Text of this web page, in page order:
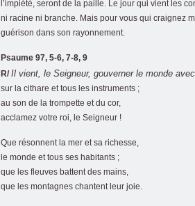
l’impiété, seront de la paille. Le jour qui vient les
ni racine ni branche. Mais pour vous qui craignez
guérison dans son rayonnement.
Psaume 97, 5-6, 7-8, 9
R/ Il vient, le Seigneur, gouverner le monde
sur la cithare et tous les instruments ;
au son de la trompette et du cor,
acclamez votre roi, le Seigneur !
Que résonnent la mer et sa richesse,
le monde et tous ses habitants ;
que les fleuves battent des mains,
que les montagnes chantent leur joie.